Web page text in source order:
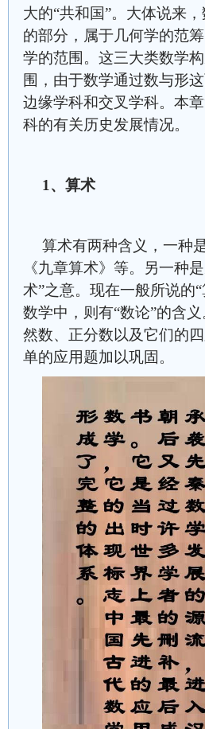
大的“共和国”。大体说来
的部分，属于几何学的范
学的范围。这三大类数学
围，由于数学通过数与形
边缘学科和交叉学科。本
科的有关历史发展情况。
1 、算术
算术有两种含义，一种
《九章算术》等。另一种
术”之意。现在一般所说的
数学中，则有“数论”的含
然数、正分数以及它们的
单的应用题加以巩固。